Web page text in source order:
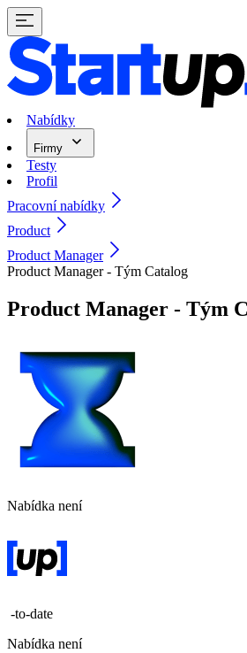
Nabídky
Firmy
Testy
Profil
Pracovní nabídky
Product
Product Manager
Product Manager - Tým Catalog
Product Manager - Tým
Nabídka není
-to-date
Nabídka není